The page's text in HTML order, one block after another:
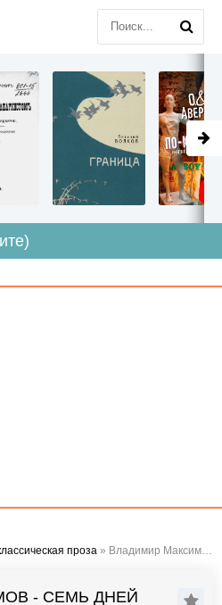
проза » Владимир Максимов - Семь дней творения
- СЕМЬ ДНЕЙ